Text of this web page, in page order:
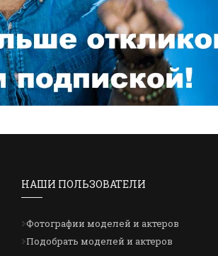
НАШИ ПОЛЬЗОВАТЕЛИ
Фотографии моделей и актеров
Подобрать моделей и актеров